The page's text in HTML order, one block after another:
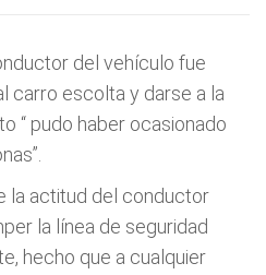
del vehículo fue
carro escolta y darse a la
“ pudo haber ocasionado
la actitud del conductor
la línea de seguridad
hecho que a cualquier